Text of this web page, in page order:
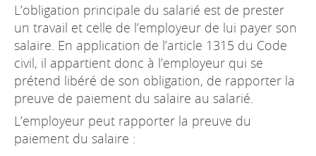
L’obligation principale du salarié est de prester
un travail et celle de l’employeur de lui payer son
salaire. En application de l’article 1315 du Code
civil, il appartient donc à l’employeur qui se
prétend libéré de son obligation, de rapporter la
preuve de paiement du salaire au salarié.
L’employeur peut rapporter la preuve du
paiement du salaire :